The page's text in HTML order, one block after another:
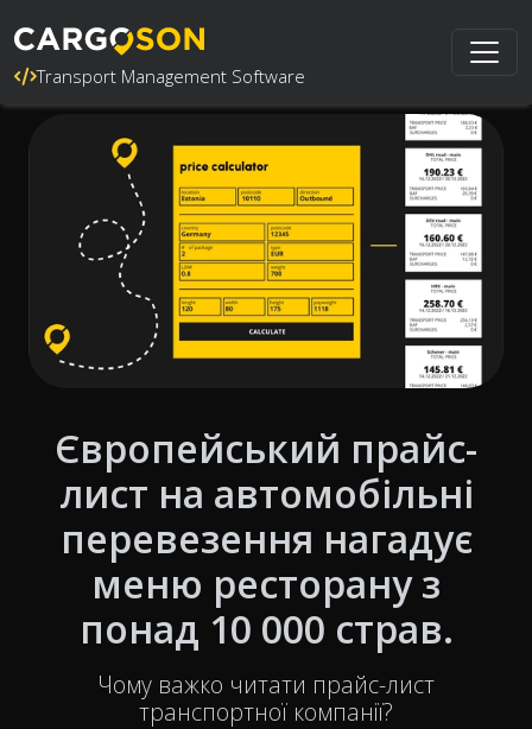
Transport Management Software
Європейський прайс-
лист на автомобільні
перевезення нагадує
меню ресторану з
понад 10 000 страв.
Чому важко читати прайс-лист
транспортної компанії?